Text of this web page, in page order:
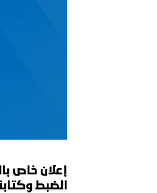
إعلان خاص
الضبط وكتابة